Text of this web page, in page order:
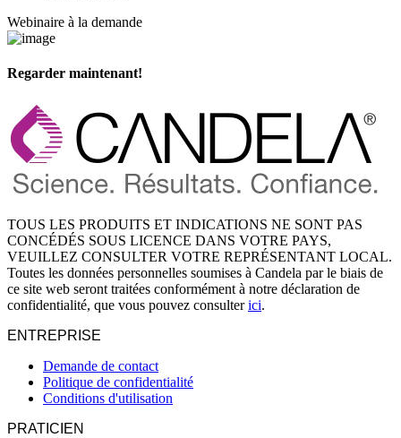
Webinaire à la demande
Regarder maintenant!
TOUS LES PRODUITS ET INDICATIONS NE SONT PAS
CONCÉDÉS SOUS LICENCE DANS VOTRE PAYS,
VEUILLEZ CONSULTER VOTRE REPRÉSENTANT LOCAL.
Toutes les données personnelles soumises à Candela par le biais de
ce site web seront traitées conformément à notre déclaration de
confidentialité, que vous pouvez consulterici.
ENTREPRISE
Demande de contact
Politique de confidentialité
Conditions d'utilisation
PRATICIEN